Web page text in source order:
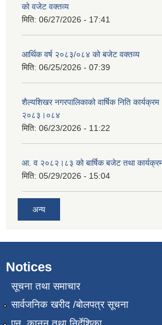
को वजेट वक्तव्य
मिति: 06/27/2026 - 17:41
आर्थिक वर्ष २०८३/०८४ को बजेट वक्तव्य
मिति: 06/25/2026 - 07:39
शैल्यशिखर नगरपालिकाको वार्षिक निति कार्यक्रम
२०८३।०८४
मिति: 06/23/2026 - 11:22
आ. व २०८२।८३ को बार्षिक बजेट तथा
मिति: 05/29/2026 - 15:04
अन्य
Notices
सूचना तथा समाचार
सार्वजनिक खरीद /बोलपत्र सूचना